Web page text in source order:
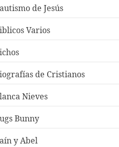
de Jesús
Varios
de Cristianos
Nieves
Bunny
y Abel